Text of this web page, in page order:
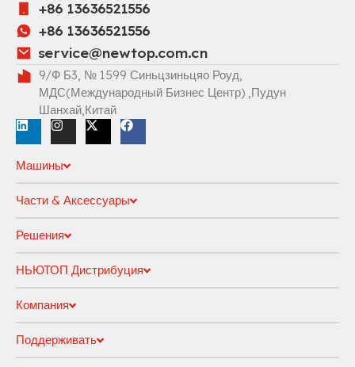
+86 13636521556
+86 13636521556
service@newtop.com.cn
9/Ф Б3, № 1599 Синьцзиньцяо Роуд,
МДС(Международный Бизнес Центр) ,Пудун
Шанхай,Китай
Машины
Части & Аксессуары
Решения
НЬЮТОП Дистрибуция
Компания
Поддерживать